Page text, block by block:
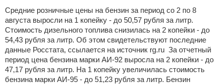
Средние розничные цены на бензин за период со 2 по 8
августа выросли на 1 копейку - до 50,57 рубля за литр.
Стоимость дизельного топлива снизилась на 2 копейки - до
54,43 рубля за литр. Об этом свидетельствуют последние
данные Росстата, ссылается на источник rg.ru За отчетный
период цена бензина марки АИ-92 выросла на 2 копейки - до
47,17 рубля за литр. На 1 копейку увеличилась стоимость
бензина марки АИ-95 - до 51,23 рубля за литр. Бензин